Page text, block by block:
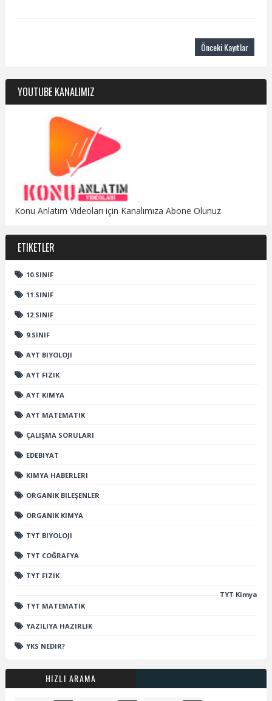
Önceki Kayıtlar
YOUTUBE KANALIMIZ
Konu Anlatım Videoları için Kanalımıza Abone Olunuz
ETIKETLER
10.SINIF
11.SINIF
12.SINIF
9.SINIF
AYT BIYOLOJI
AYT FIZIK
AYT KIMYA
AYT MATEMATIK
ÇALIŞMA SORULARI
EDEBIYAT
KIMYA HABERLERI
ORGANIK BILEŞENLER
ORGANIK KIMYA
TYT BIYOLOJI
TYT COĞRAFYA
TYT FIZIK
TYT Kimya
TYT MATEMATIK
YAZILIYA HAZIRLIK
YKS NEDIR?
HIZLI ARAMA